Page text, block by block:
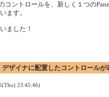
コントロールを、新しく１つの
ます。
ました！
デザイナに配置したコントロールが
23:45:46)